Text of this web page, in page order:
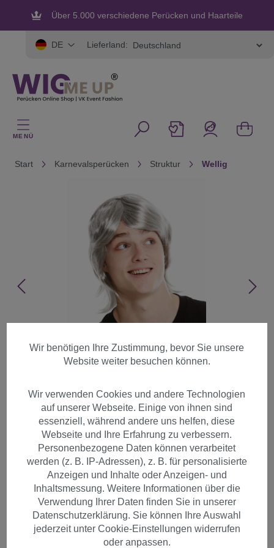
springenÜber 5.000 verschiedene Perücken und Haarteile
Flexible und sichere Zahlung
DE Lieferland:
MENÜ
Start Karnevalsperücken Struktur Wellig
Perücke Bart Set 70er Jahre
Bulle Grau 91105-ZA68R
Wir benötigen Ihre Zustimmung, bevor Sie unsere
Website weiter besuchen können.
Wir verwenden Cookies und andere Technologien
auf unserer Webseite. Einige von ihnen sind
essenziell, während andere uns helfen, diese
Webseite und Ihre Erfahrung zu verbessern.
Personenbezogene Daten können verarbeitet
werden (z. B. IP-Adressen), z. B. für personalisierte
Anzeigen und Inhalte oder Anzeigen- und
Inhaltsmessung. Weitere Informationen über die
Verwendung Ihrer Daten finden Sie in unserer
Datenschutzerklärung. Sie können Ihre Auswahl
jederzeit unter Cookie-Einstellungen widerrufen
oder anpassen.